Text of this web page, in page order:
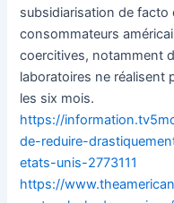
subsidiarisation de facto
consommateurs
coercitives, notamment
laboratoires ne réalisent
les six mois.
https://
de-reduire-
etats-unis-2773111
https://